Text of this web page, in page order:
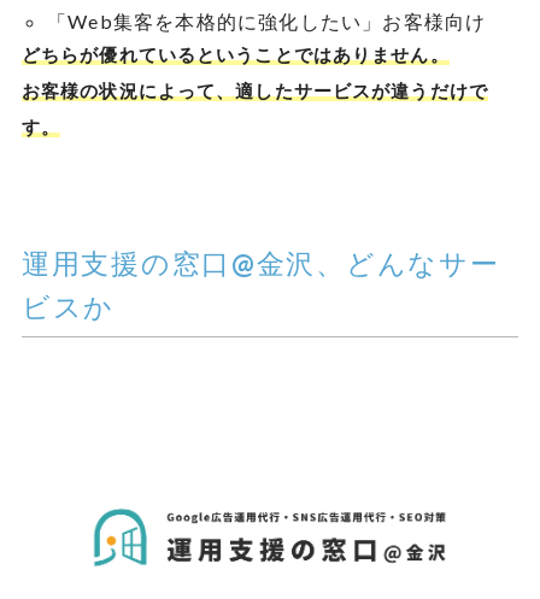
「Web集客を本格的に強化したい」お客様向け
どちらが優れているということではありません。
お客様の状況によって、適したサービスが違うだけで
す。
運用支援の窓口@金沢、どんなサー
ビスか